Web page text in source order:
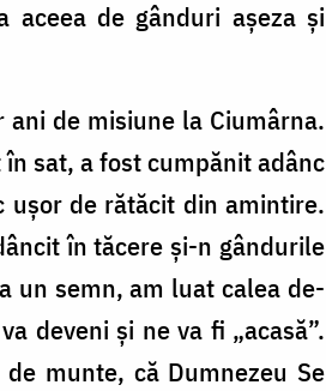
aceea de gânduri așeza și
de misiune la Ciumârna.
sat, a fost cumpănit adânc
ușor de rătăcit din amintire.
în tăcere și-n gândurile
un semn, am luat calea de-
deveni și ne va fi „acasă”.
munte, că Dumnezeu Se